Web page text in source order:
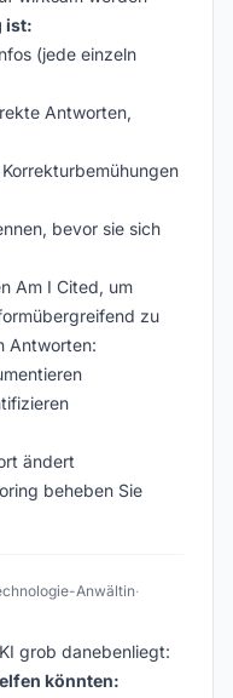
ist:
(jede einzeln
Antworten,
bevor sie sich
Am I Cited, um
zu
Antworten:
ändert
beheben Sie
Anwältin·
grob danebenliegt:
könnten: